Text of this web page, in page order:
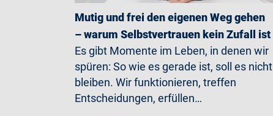
Mutig und frei den eigenen Weg gehen
– warum Selbstvertrauen kein Zufall ist
Es gibt Momente im Leben, in denen wir
spüren: So wie es gerade ist, soll es nicht
bleiben. Wir funktionieren, treffen
Entscheidungen, erfüllen…